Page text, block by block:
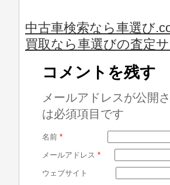
中古車検索なら車選び
買取なら車選びの査定
コメントを残す
メールアドレスが公開
は必須項目です
名前 *
メールアドレス *
ウェブサイト